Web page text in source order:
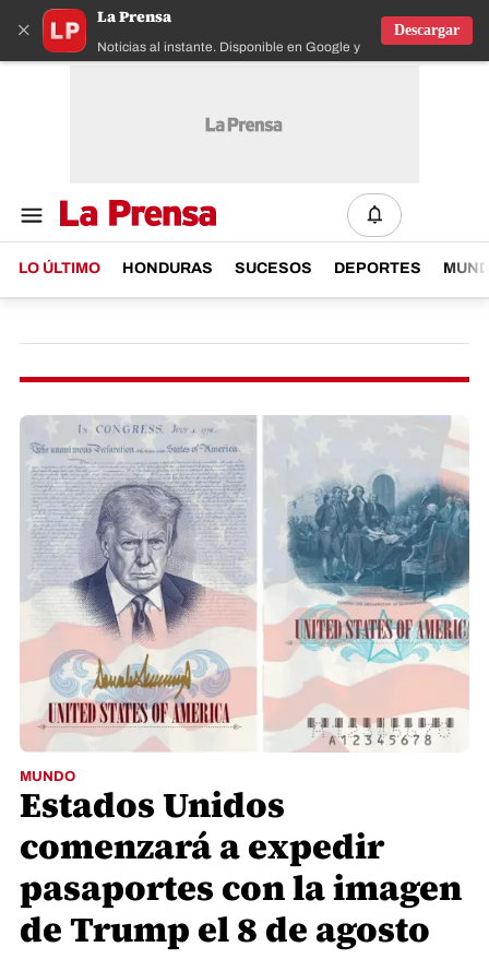
×
La Prensa
Noticias al instante. Disponible en Google y IOS
Descargar
LO ÚLTIMO HONDURAS SUCESOS DEPORTES
MUNDO
Estados Unidos
comenzará a expedir
pasaportes con la imagen
de Trump el 8 de agosto